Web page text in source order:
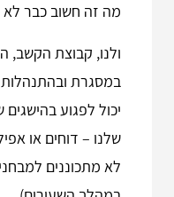
מה זה חשוב כבר לא
ולנו, קבוצת הקשב,
במסגרת ובהתנהלות
יכול לפגוע
שלנו – דוחים או
לא מתכוננים